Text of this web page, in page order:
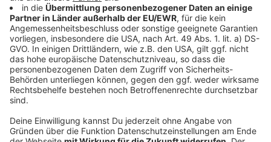
Ferienzeiten nicht erkennbar – es bestehe hier kein
ärztlicher Versorgungsauftrag, sagte er der dpa.
Anzeige
Das häufige Argument von Schulen und
Schulministerium, nur mit einem Attest lasse sich
klären, ob ein Schüler wirklich krank sei oder das nur
vorgebe, läuft nach Einschätzung des Sprechers